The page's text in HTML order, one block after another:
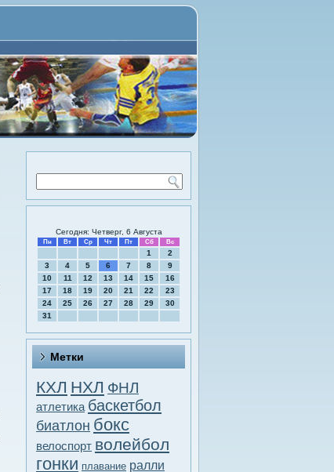
Сегодня: Четверг, 6 Августа
Пн Вт Ср Чт Пт Сб Вс
1
2
3
4 5 6 7 8
9
10
11 12 13 14 15
16
17
18 19 20 21 22
23
24
25 26 27 28 29
30
31
Метки
КХЛ НХЛ ФНЛ
атлетика баскетбол
биатлон бокс
велоспорт волейбол
гонки плавание ралли